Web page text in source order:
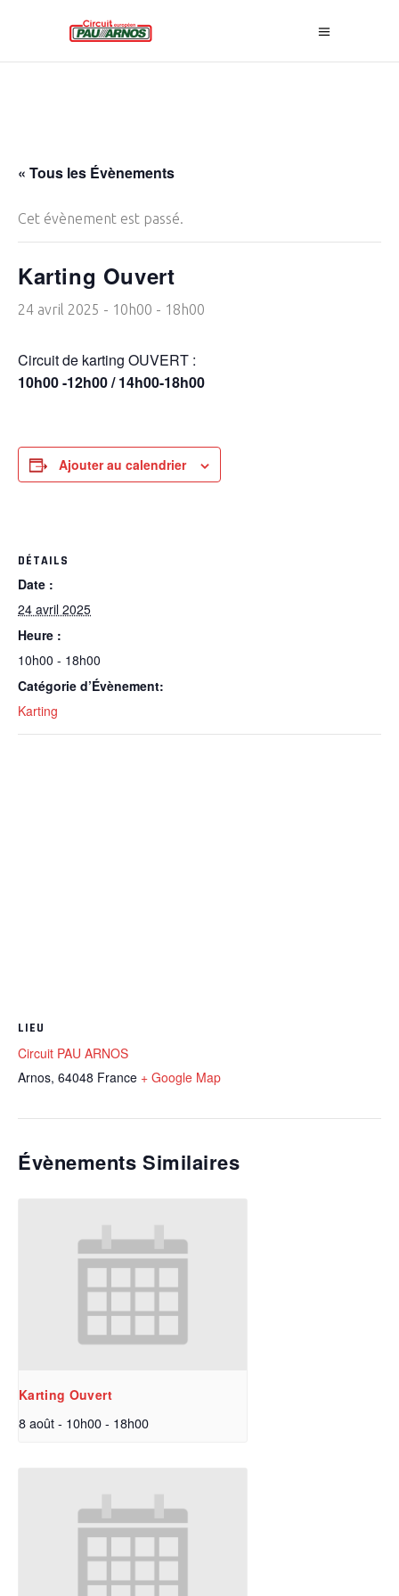
« Tous les Évènements
Cet évènement est passé.
Karting Ouvert
24 avril 2025 - 10h00 - 18h00
Circuit de karting OUVERT :
10h00 -12h00 / 14h00-18h00
Ajouter au calendrier
DÉTAILS
Date :
24 avril 2025
Heure :
10h00 - 18h00
Catégorie d’Évènement:
Karting
LIEU
Circuit PAU ARNOS
Arnos, 64048 France + Google Map
Évènements Similaires
Karting Ouvert
8 août - 10h00- 18h00